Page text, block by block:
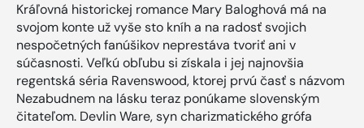
Kráľovná historickej romance Mary Baloghová má na
svojom konte už vyše sto kníh a na radosť svojich
nespočetných fanúšikov neprestáva tvoriť ani v
súčasnosti. Veľkú obľubu si získala i jej najnovšia
regentská séria Ravenswood, ktorej prvú časť s názvom
Nezabudnem na lásku teraz ponúkame slovenským
čitateľom. Devlin Ware, syn charizmatického grófa